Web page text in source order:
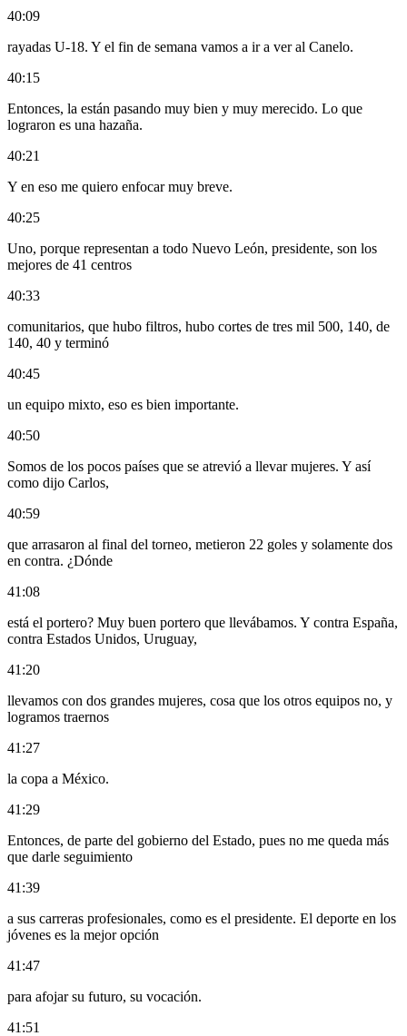
40:09
rayadas U-18. Y el fin de semana vamos a ir a ver al Canelo.
40:15
Entonces, la están pasando muy bien y muy merecido. Lo que
lograron es una hazaña.
40:21
Y en eso me quiero enfocar muy breve.
40:25
Uno, porque representan a todo Nuevo León, presidente, son los
mejores de 41 centros
40:33
comunitarios, que hubo filtros, hubo cortes de tres mil 500, 140, de
140, 40 y terminó
40:45
un equipo mixto, eso es bien importante.
40:50
Somos de los pocos países que se atrevió a llevar mujeres. Y así
como dijo Carlos,
40:59
que arrasaron al final del torneo, metieron 22 goles y solamente dos
en contra. ¿Dónde
41:08
está el portero? Muy buen portero que llevábamos. Y contra España,
contra Estados Unidos, Uruguay,
41:20
llevamos con dos grandes mujeres, cosa que los otros equipos no, y
logramos traernos
41:27
la copa a México.
41:29
Entonces, de parte del gobierno del Estado, pues no me queda más
que darle seguimiento
41:39
a sus carreras profesionales, como es el presidente. El deporte en los
jóvenes es la mejor opción
41:47
para afojar su futuro, su vocación.
41:51